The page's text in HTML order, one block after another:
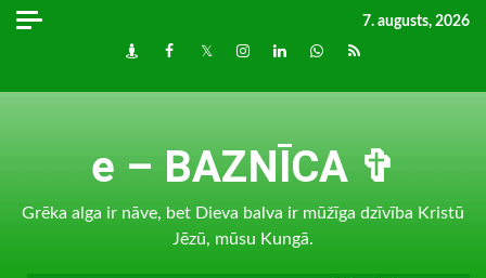
Skip
7. augusts, 2026
DraugiemFacebook
TwitterInstagram
LinkedInwhatsapp
RSS
e – BAZNĪCA ✞
Grēka alga ir nāve, bet Dieva balva ir mūžīga dzīvība Kristū
Jēzū, mūsu Kungā.